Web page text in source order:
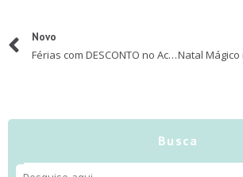
Novo
Férias com DESCONTO no Acampamento Paiol Grande
Busca